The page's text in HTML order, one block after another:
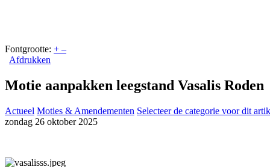
Fontgrootte: + –
Afdrukken
Motie aanpakken leegstand Vasalis Roden
Actueel Moties & Amendementen Selecteer de categorie voor dit
zondag 26 oktober 2025